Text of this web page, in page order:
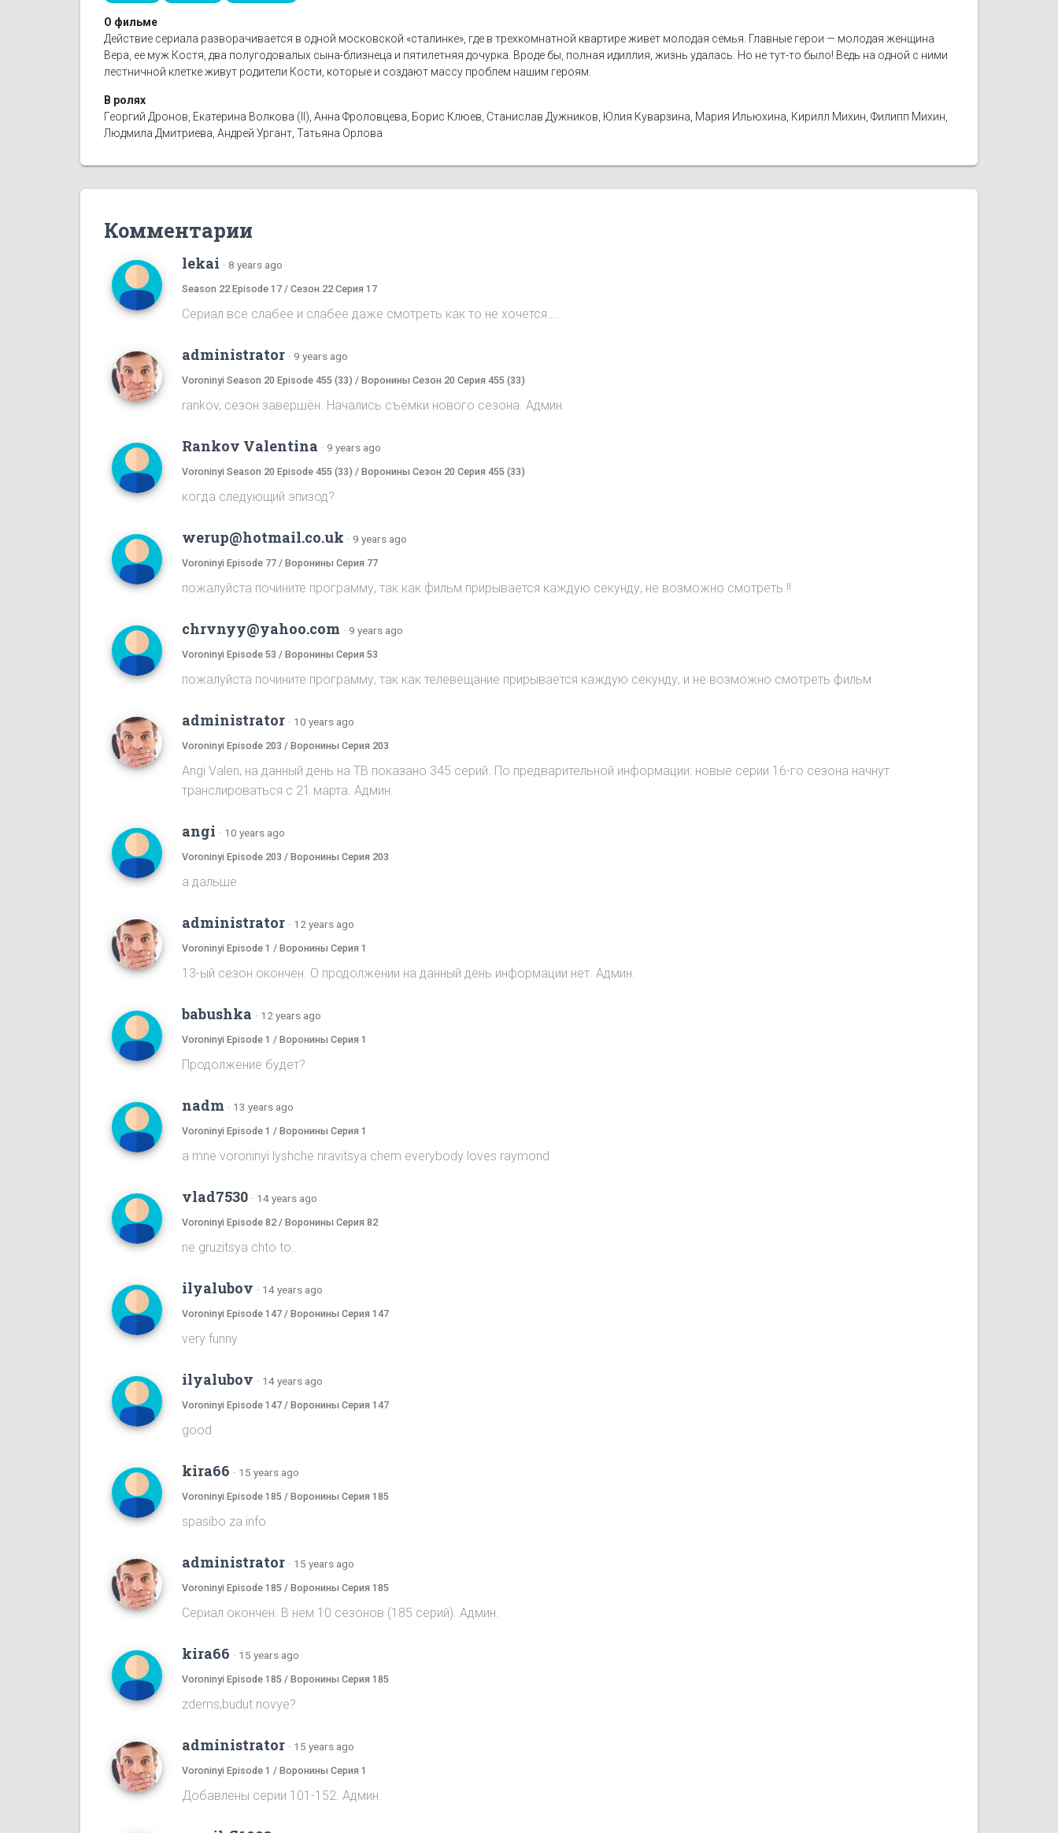
О фильме
Действие сериала разворачивается в одной московской «сталинке», где в трехкомнатной квартире живет молодая семья. Главные герои — молодая женщина
Вера, ее муж Костя, два полугодовалых сына-близнеца и пятилетняя дочурка. Вроде бы, полная идиллия, жизнь удалась. Но не тут-то было! Ведь на одной с ними
лестничной клетке живут родители Кости, которые и создают массу проблем нашим героям.
В ролях
Георгий Дронов, Екатерина Волкова (II), Анна Фроловцева, Борис Клюев, Станислав Дужников, Юлия Куварзина, Мария Ильюхина, Кирилл Михин, Филипп Михин,
Людмила Дмитриева, Андрей Ургант, Татьяна Орлова
Комментарии
lekai · 8 years ago
Season 22 Episode 17 / Сезон 22 Серия 17
Сериал все слабее и слабее даже смотреть как то не хочется....
administrator · 9 years ago
Voroninyi Season 20 Episode 455 (33) / Воронины Сезон 20 Серия 455 (33)
rankov, сезон завершён. Начались съёмки нового сезона. Админ.
Rankov Valentina · 9 years ago
Voroninyi Season 20 Episode 455 (33) / Воронины Сезон 20 Серия 455 (33)
когда следующий эпизод?
werup@hotmail.co.uk · 9 years ago
Voroninyi Episode 77 / Воронины Серия 77
пожалуйста почините программу, так как фильм прирывается каждую секунду, не возможно смотреть !!
chrvnyy@yahoo.com · 9 years ago
Voroninyi Episode 53 / Воронины Серия 53
пожалуйста почините программу, так как телевещание прирывается каждую секунду, и не возможно смотреть фильм
administrator · 10 years ago
Voroninyi Episode 203 / Воронины Серия 203
Angi Valen, на данный день на ТВ показано 345 серий. По предварительной информации: новые серии 16-го сезона начнут
транслироваться с 21 марта. Админ.
angi · 10 years ago
Voroninyi Episode 203 / Воронины Серия 203
а дальше
administrator · 12 years ago
Voroninyi Episode 1 / Воронины Серия 1
13-ый сезон окончен. О продолжении на данный день информации нет. Админ.
babushka · 12 years ago
Voroninyi Episode 1 / Воронины Серия 1
Продолжение будет?
nadm · 13 years ago
Voroninyi Episode 1 / Воронины Серия 1
a mne voroninyi lyshche nravitsya chem everybody loves raymond
vlad7530 · 14 years ago
Voroninyi Episode 82 / Воронины Серия 82
ne gruzitsya chto to..
ilyalubov · 14 years ago
Voroninyi Episode 147 / Воронины Серия 147
very funny
ilyalubov · 14 years ago
Voroninyi Episode 147 / Воронины Серия 147
good
kira66 · 15 years ago
Voroninyi Episode 185 / Воронины Серия 185
spasibo za info
administrator · 15 years ago
Voroninyi Episode 185 / Воронины Серия 185
Сериал окончен. В нем 10 сезонов (185 серий). Админ.
kira66 · 15 years ago
Voroninyi Episode 185 / Воронины Серия 185
zdems,budut novye?
administrator · 15 years ago
Voroninyi Episode 1 / Воронины Серия 1
Добавлены серии 101-152. Админ.